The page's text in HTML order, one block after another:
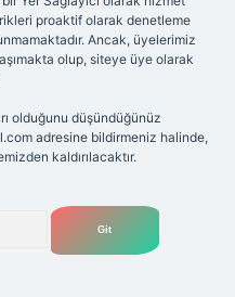
proaktif olarak denetleme
Ancak, üyelerimiz
olup, siteye üye olarak
olduğunu düşündüğünüz
adresine bildirmeniz halinde,
kaldırılacaktır.